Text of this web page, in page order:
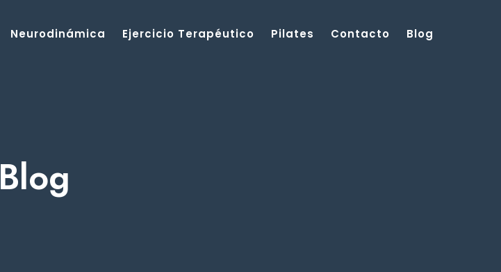
Neurodinámica Ejercicio Terapéutico Pilates Contacto Blog
Blog